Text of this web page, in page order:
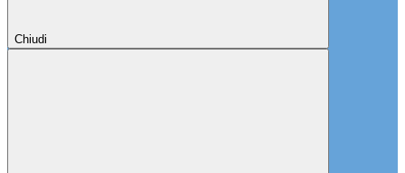
Chiudi